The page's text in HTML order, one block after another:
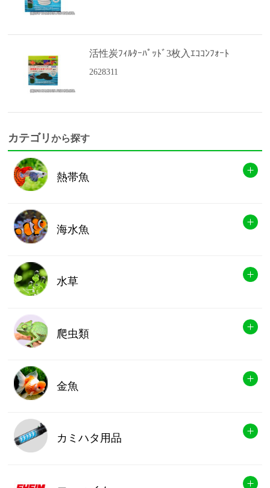
活性炭ﾌｨﾙﾀｰﾊﾟｯﾄﾞ3枚入ｴｺｺﾝﾌｫｰﾄ
2628311
カテゴリから探す
熱帯魚
海水魚
水草
爬虫類
金魚
カミハタ用品